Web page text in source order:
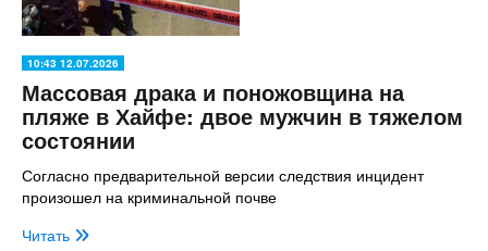
10:43 12.07.2026
Массовая драка и поножовщина на
пляже в Хайфе: двое мужчин в тяжелом
состоянии
Согласно предварительной версии следствия инцидент
произошел на криминальной почве
Читать